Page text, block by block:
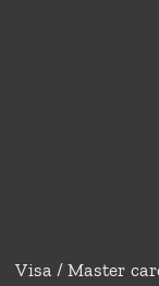
Visa / Master